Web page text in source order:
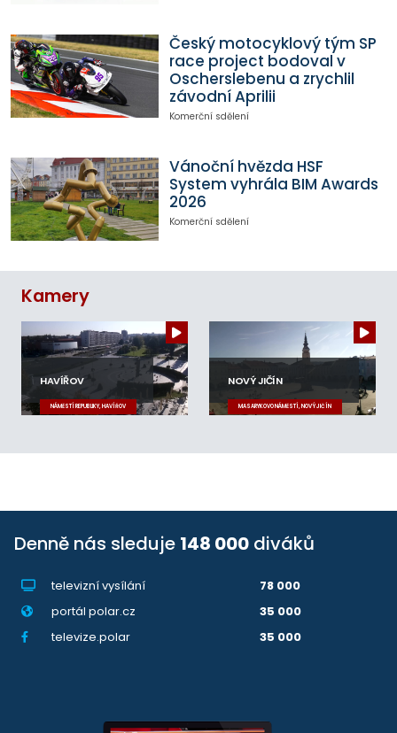
Český motocyklový tým SP
race project bodoval v
Oscherslebenu a zrychlil
závodní Aprilii
Komerční sdělení
Vánoční hvězda HSF
System vyhrála BIM Awards
2026
Komerční sdělení
Kamery
HAVÍŘOV
NÁMĚSTÍ REPUBLIKY, HAVÍŘOV
NOVÝ JIČÍN
MASARYKOVO NÁMĚSTÍ, NOVÝ JIČÍN
Denně nás sleduje 148 000 diváků
televizní vysílání
78 000
portál polar.cz
35 000
televize.polar
35 000